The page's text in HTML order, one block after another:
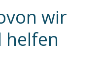
wir
helfen